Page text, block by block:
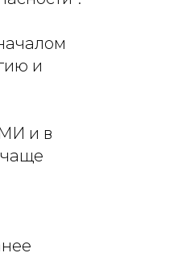
и
и в